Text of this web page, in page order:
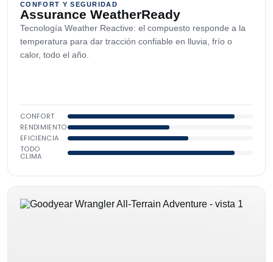
CONFORT Y SEGURIDAD
Assurance WeatherReady
Tecnología Weather Reactive: el compuesto responde a la
temperatura para dar tracción confiable en lluvia, frío o
calor, todo el año.
CONFORT
RENDIMIENTO
EFICIENCIA
TODO
CLIMA